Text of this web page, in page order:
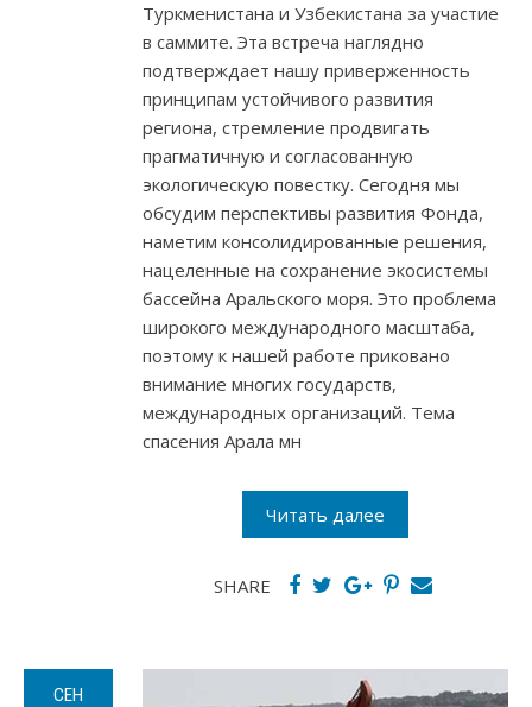
Туркменистана и Узбекистана за участие
в саммите. Эта встреча наглядно
подтверждает нашу приверженность
принципам устойчивого развития
региона, стремление продвигать
прагматичную и согласованную
экологическую повестку. Сегодня мы
обсудим перспективы развития Фонда,
наметим консолидированные решения,
нацеленные на сохранение экосистемы
бассейна Аральского моря. Это проблема
широкого международного масштаба,
поэтому к нашей работе приковано
внимание многих государств,
международных организаций. Тема
спасения Арала мн
Читать далее
SHARE
СЕН